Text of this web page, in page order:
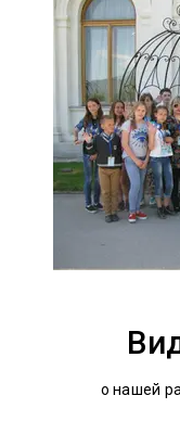
о нашей